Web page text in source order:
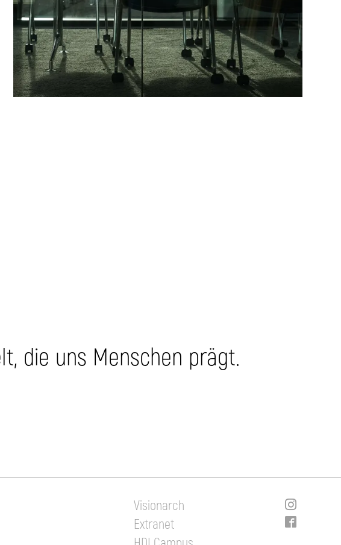
die uns Menschen prägt.
Visionarch
Extranet